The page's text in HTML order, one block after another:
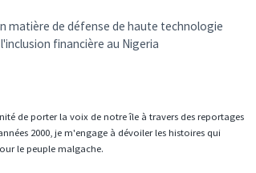
matière de défense de haute technologie
financière au Nigeria
de porter la voix de notre île à travers des reportages
2000, je m'engage à dévoiler les histoires qui
le peuple malgache.